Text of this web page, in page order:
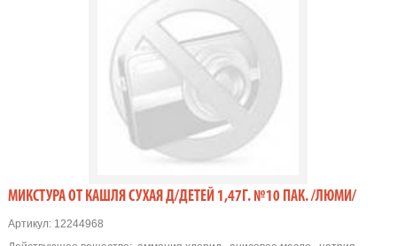
МИКСТУРА ОТ КАШЛЯ СУХАЯ Д/ДЕТЕЙ 1,47Г. №10 ПАК. /ЛЮМИ/
Артикул:12244968